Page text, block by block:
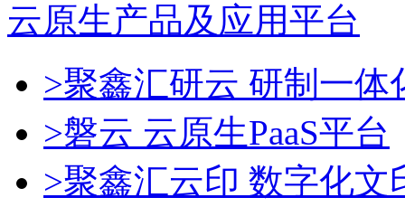
云原生产品及应用平台
>聚鑫汇研云 研制一
>磐云 云原生PaaS平台
>聚鑫汇云印 数字化文